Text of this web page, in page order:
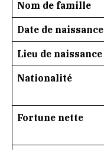
Nom de famille
Date de naissance
Lieu de naissance
Nationalité
Fortune nette